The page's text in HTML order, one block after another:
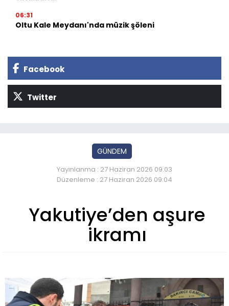
06:31
Oltu Kale Meydanı'nda müzik şöleni
Facebook
Twitter
GÜNDEM
Yayınlanma : 27 Haziran 2026 09:03
Düzenleme : 27 Haziran 2026 09:04
Yakutiye’den aşure
ikramı